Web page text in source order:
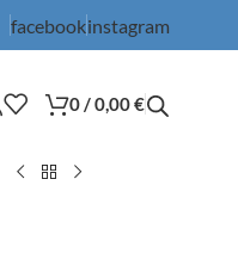
facebookinstagram
0 /0,00€